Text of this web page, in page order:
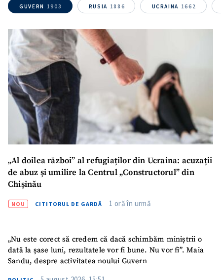
SUSȚINE
GUVERN 1903 RUSIA 1886 UCRAINA 1662
„Al doilea război” al refugiaților din Ucraina: acuzații
de abuz și umilire la Centrul „Constructorul” din
Chișinău
NOU CITITORUL DE GARDĂ 1 oră în urmă
„Nu este corect să credem că dacă schimbăm miniștrii o
dată la șase luni, rezultatele vor fi bune. Nu vor fi”. Maia
Sandu, despre activitatea noului Guvern